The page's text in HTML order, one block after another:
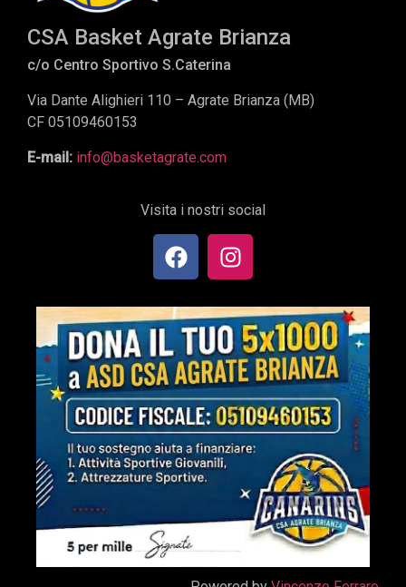
CSA Basket Agrate Brianza
c/o Centro Sportivo S.Caterina
Via Dante Alighieri 110 – Agrate Brianza (MB)
CF 05109460153
E-mail: info@basketagrate.com
Visita i nostri social